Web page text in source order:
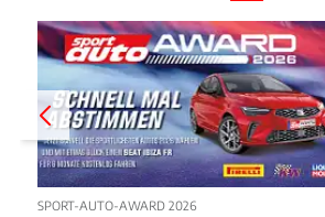
SPORT-AUTO-AWARD 2026